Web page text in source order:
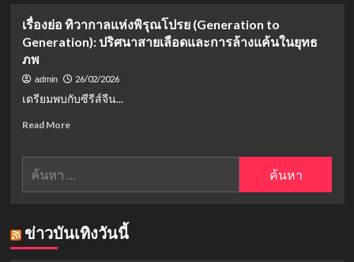
เรื่องย่อ ทิวากาลแห่งพิรุณโปรย (Generation to
Generation): ปริศนาสายเลือดและการล้างแค้นในยุทธ
ภพ
admin 26/02/2026
เตรียมพบกับซีรีส์จีน...
Read MoreRead
ย่อ
แห่ง
พิรุณ
ค้นหา
ข่าวบันเทิงวันนี้